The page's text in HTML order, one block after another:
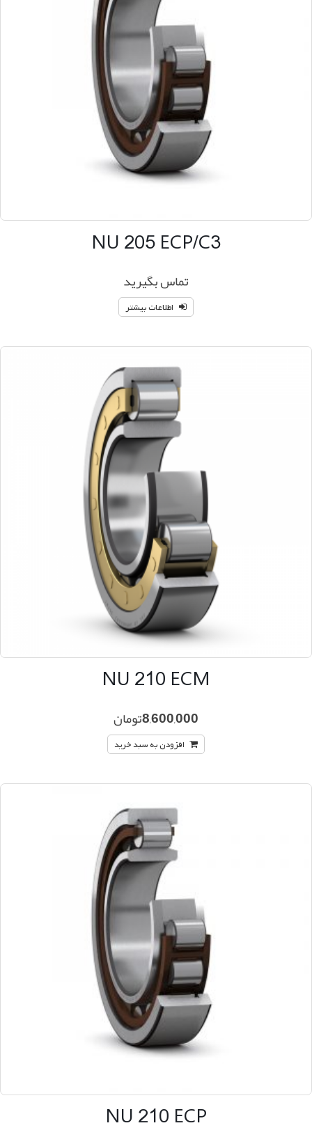
NU 205 ECP/C3
تماس بگیرید
اطلاعات بیشتر
NU 210 ECM
8,600,000تومان
افزودن به سبد خرید
NU 210 ECP